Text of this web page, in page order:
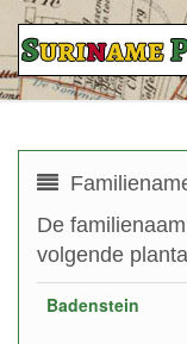
De
volgende
Badenstein